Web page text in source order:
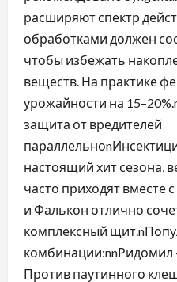
расширяют спектр
обработками должен
чтобы избежать
веществ. На практике
урожайности на
защита от вредителей
настоящий хит сезона,
часто приходят вместе
и Фалькон отлично
комплексный
комбинации:nnРидомил
Против паутинного